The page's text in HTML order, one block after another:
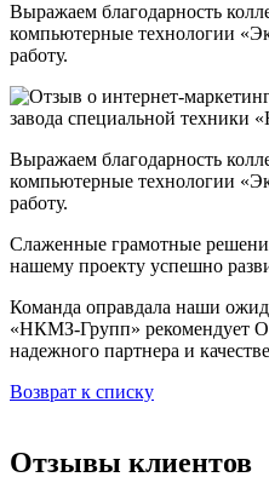
Выражаем благодарность
компьютерные технологии
работу.
Выражаем благодарность
компьютерные технологии
работу.
Слаженные грамотные
нашему проекту успешно
Команда оправдала наши
«НКМЗ-Групп» рекомендует
надежного партнера и
Возврат к списку
Отзывы клиентов